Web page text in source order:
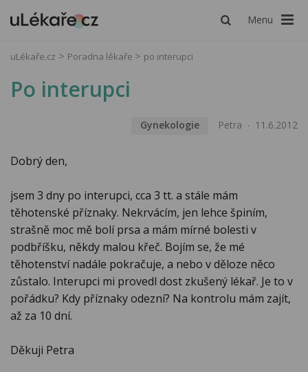
Menu
uLékaře.cz Poradna lékaře po interupci
Po interupci
Gynekologie Petra 11.6.2012
Dobrý den,
jsem 3 dny po interupci, cca 3 tt. a stále mám
těhotenské příznaky. Nekrvácím, jen lehce špiním,
strašně moc mě bolí prsa a mám mírné bolesti v
podbříšku, někdy malou křeč. Bojím se, že mé
těhotenství nadále pokračuje, a nebo v děloze něco
zůstalo. Interupci mi provedl dost zkušený lékař. Je to v
pořádku? Kdy příznaky odezní? Na kontrolu mám zajít,
až za 10 dní.
Děkuji Petra